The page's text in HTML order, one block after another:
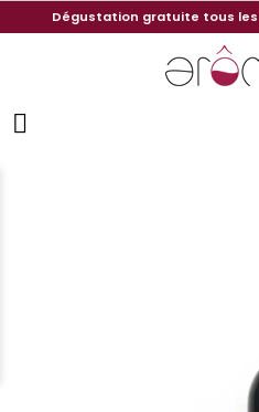
Dégustation gratuite tous les